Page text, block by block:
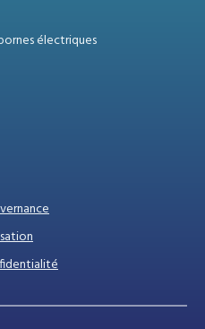
électriques